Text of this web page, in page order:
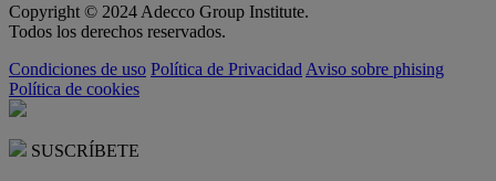
Copyright © 2024 Adecco Group Institute.
Todos los derechos reservados.
Condiciones de uso Política de Privacidad Aviso sobre phising
Política de cookies
SUSCRÍBETE